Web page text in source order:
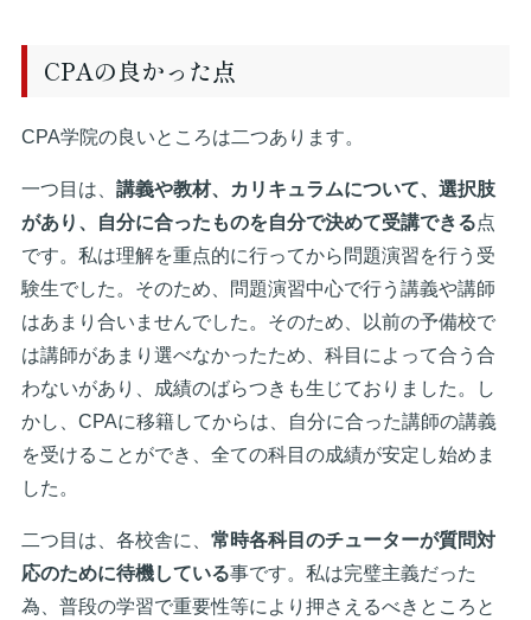
CPAの良かった点
CPA学院の良いところは二つあります。
一つ目は、 講義や教材、カリキュラムについて、選択肢
があり、自分に合ったものを自分で決めて受講できる点
です。私は理解を重点的に行ってから問題演習を行う受
験生でした。そのため、問題演習中心で行う講義や講師
はあまり合いませんでした。そのため、以前の予備校で
は講師があまり選べなかったため、科目によって合う合
わないがあり、成績のばらつきも生じておりました。し
かし、CPAに移籍してからは、自分に合った講師の講義
を受けることができ、全ての科目の成績が安定し始めま
した。
二つ目は、各校舎に、 常時各科目のチューターが質問対
応のために待機している事です。私は完璧主義だった
為、普段の学習で重要性等により押さえるべきところと